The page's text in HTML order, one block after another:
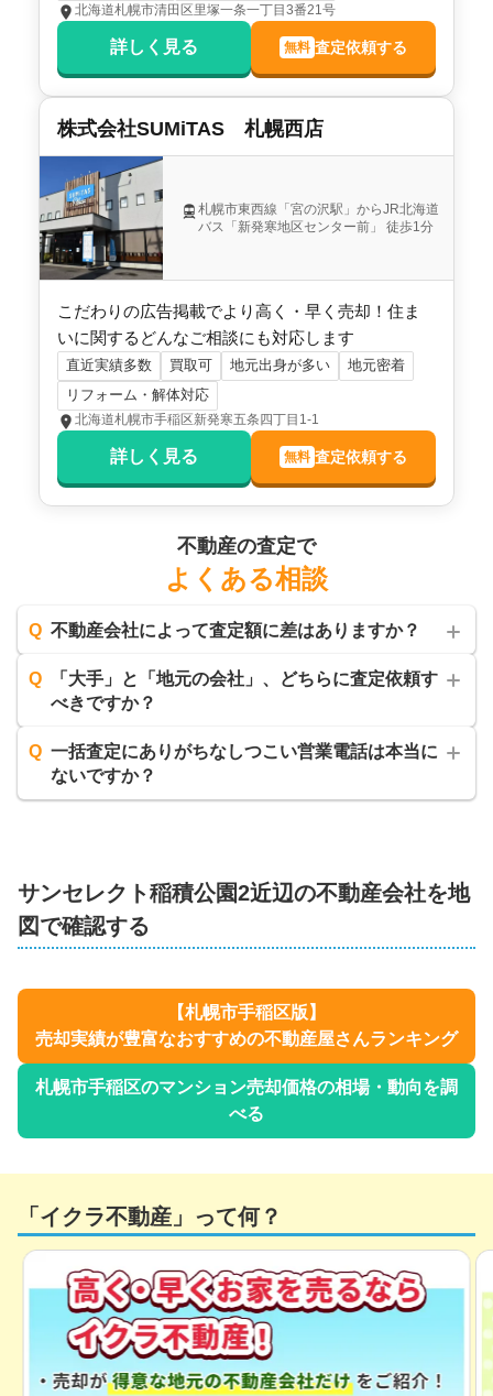
北海道札幌市清田区里塚一条一丁目3番21号
詳しく見る 無料 査定依頼する
株式会社SUMiTAS 札幌西店
札幌市東西線「宮の沢駅」からJR北海道
バス「新発寒地区センター前」 徒歩1分
こだわりの広告掲載でより高く・早く売却！住ま
いに関するどんなご相談にも対応します
直近実績多数 買取可 地元出身が多い
地元密着
リフォーム・解体対応
北海道札幌市手稲区新発寒五条四丁目1-1
詳しく見る 無料 査定依頼する
不動産の査定で
よくある相談
Q 不動産会社によって査定額に差はありますか？
Q
「大手」と「地元の会社」、どちらに査定依頼す
べきですか？
Q 一括査定にありがちなしつこい営業電話は本当に
ないですか？
サンセレクト稲積公園2近辺の不動産会社を地
図で確認する
【札幌市手稲区版】
売却実績が豊富なおすすめの不動産屋さんランキング
札幌市手稲区のマンション売却価格の相場・動向を調
べる
「イクラ不動産」って何？